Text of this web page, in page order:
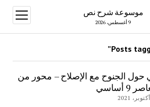
موسوعة شرح نص
9 أغسطس، 2026
open
menu
حول الجنوح مع الإصلاح – محور من